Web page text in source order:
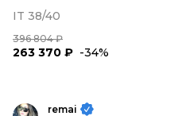
IT 38/40
396 804 ₽
263 370 ₽ -34%
remai